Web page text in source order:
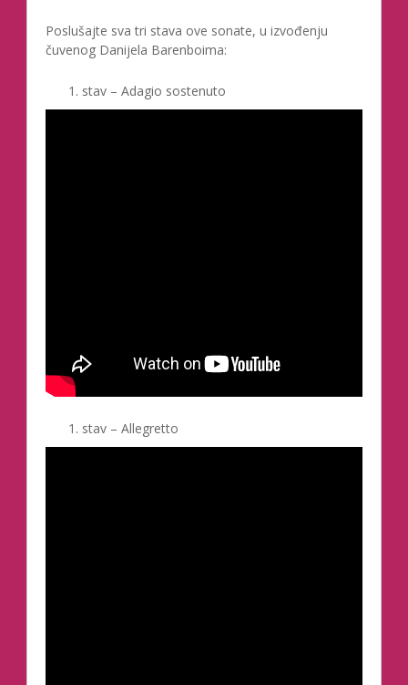
Poslušajte sva tri stava ove sonate, u izvođenju
čuvenog Danijela Barenboima:
stav – Adagio sostenuto
stav – Allegretto